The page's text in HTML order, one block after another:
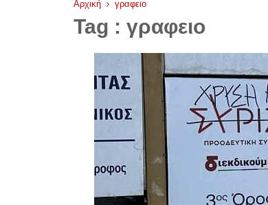
Αρχική γραφειο
Tag : γραφειο